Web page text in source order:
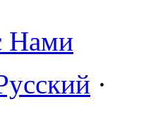
Нами
·